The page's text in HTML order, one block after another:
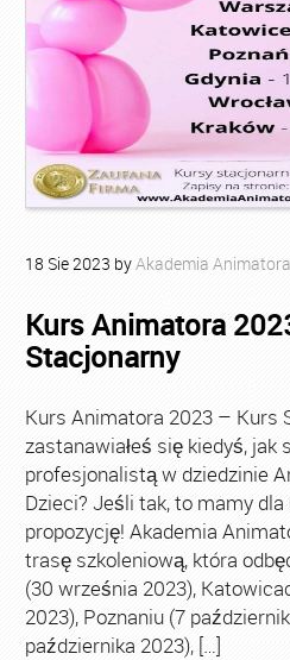
18 Sie2023 byAkademia Animatora
Kurs Animatora
Stacjonarny
Kurs Animatora 2023 – Kurs
zastanawiałeś się kiedyś,
profesjonalistą w dziedzinie
Dzieci? Jeśli tak, to mamy
propozycję! Akademia
trasę szkoleniową, która
(30 września 2023),
2023), Poznaniu (7
października 2023), […]